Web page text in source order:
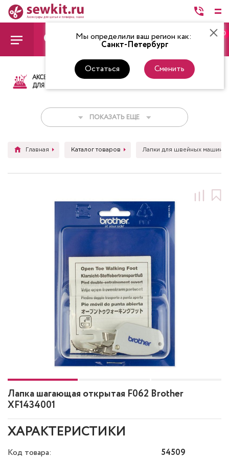
Мы определили ваш регион как:
Санкт-Петербург
Остаться Сменить
0
АКСЕССУАРЫ
ДЛЯ ШИТЬЯ
ТКАНИ НИТКИ
ПОКАЗАТЬ ЕЩЕ
Главная Каталог товаров Лапки для швейных машин
Лапка шагающая открытая F062 Brother
XF1434001
ХАРАКТЕРИСТИКИ
Код товара:
54509